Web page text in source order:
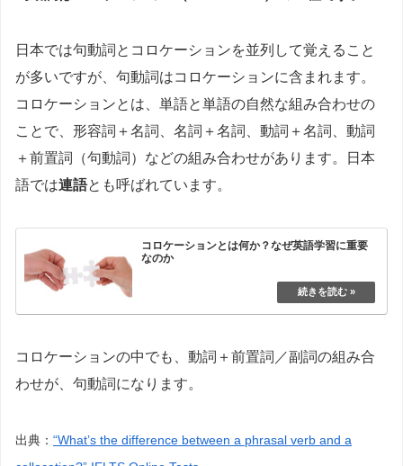
日本では句動詞とコロケーションを並列して覚えること
が多いですが、句動詞はコロケーションに含まれます。
コロケーションとは、単語と単語の自然な組み合わせの
ことで、形容詞＋名詞、名詞＋名詞、動詞＋名詞、動詞
＋前置詞（句動詞）などの組み合わせがあります。日本
語では連語とも呼ばれています。
コロケーションとは何か？なぜ英語学習に重要
なのか
コロケーションの中でも、動詞＋前置詞／副詞の組み合
わせが、句動詞になります。
出典： “What’s the difference between a phrasal verb and a